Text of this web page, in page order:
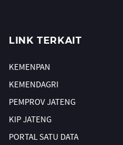
LINK TERKAIT
KEMENPAN
KEMENDAGRI
PEMPROV JATENG
KIP JATENG
PORTAL SATU DATA